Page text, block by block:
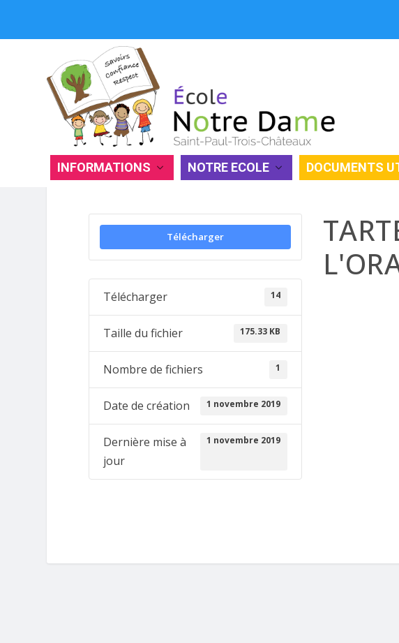
INFORMATIONS NOTRE ECOLE DOCUMENTS
TARTE AMANDINE À L’ORANGE ET AU THÉ
Télécharger
Télécharger 14
Taille du fichier 175.33 KB
Nombre de fichiers 1
Date de création 1 novembre 2019
Dernière mise à
jour
1 novembre 2019